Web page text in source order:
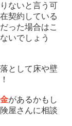
ないと言う可
契約している
った場合はこ
いでしょう
として床や壁
があるかもし
屋さんに相談